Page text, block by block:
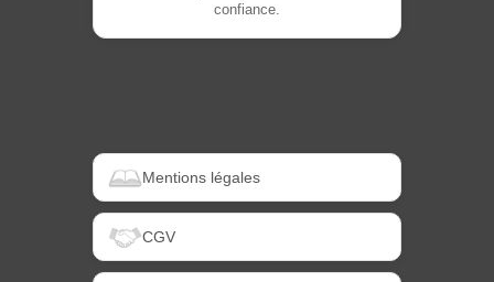
confiance.
Mentions légales
CGV